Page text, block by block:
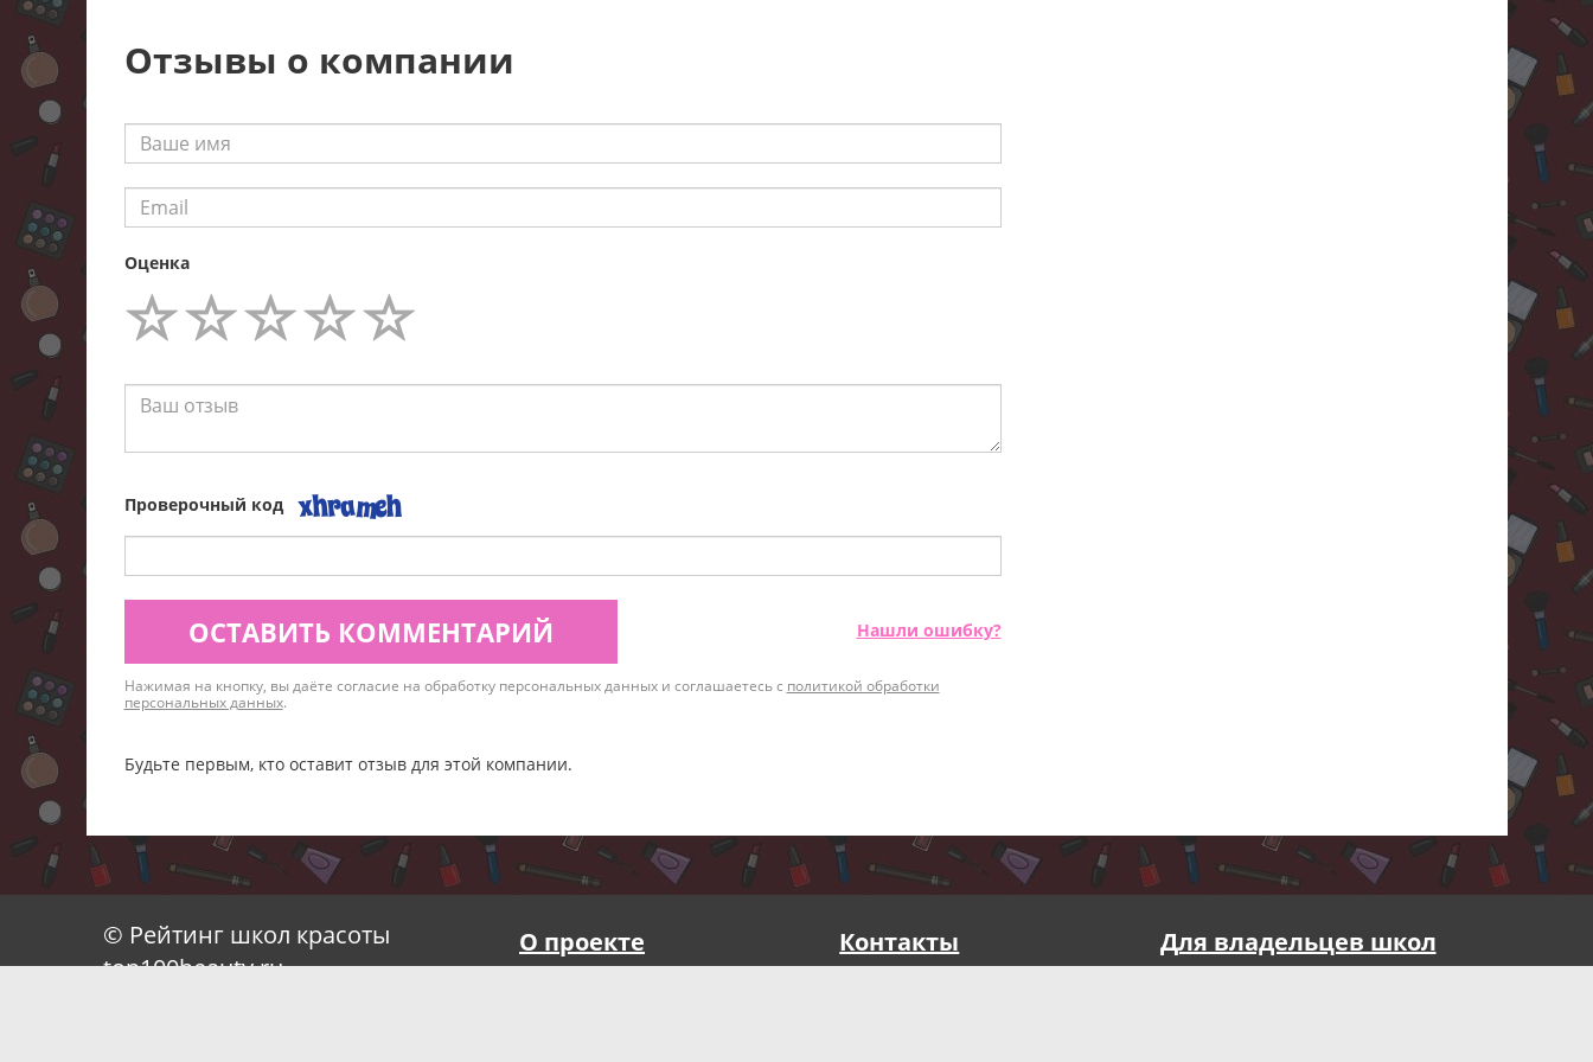
Отзывы о компании
Оценка
Проверочный код
ОСТАВИТЬ КОММЕНТАРИЙ Нашли ошибку?
Нажимая на кнопку, вы даёте согласие на обработку персональных данных и соглашаетесь с политикой обработки
персональных данных.
Будьте первым, кто оставит отзыв для этой компании.
© Рейтинг школ красоты
top100beauty.ru
О проекте Контакты
Для владельцев школ